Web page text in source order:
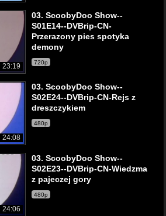
23:19
03. ScoobyDoo Show--
S01E14--DVBrip-CN-
Przerazony pies spotyka
demony
720p
24:08
03. ScoobyDoo Show--
S02E24--DVBrip-CN-Rejs z
dreszczykiem
480p
24:06
03. ScoobyDoo Show--
S02E23--DVBrip-CN-Wiedzma
z pajeczej gory
480p